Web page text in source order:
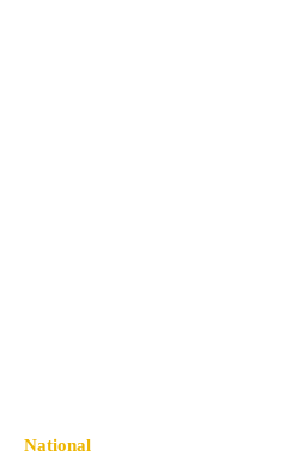
National